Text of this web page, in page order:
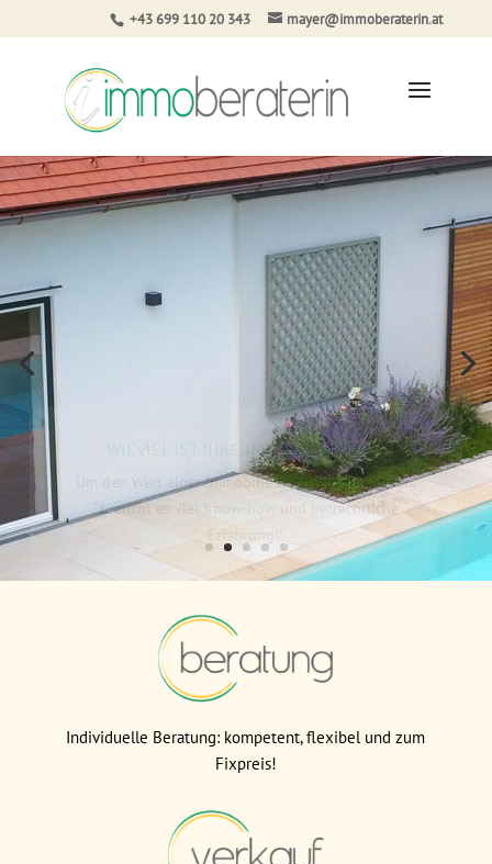
+43 699 110 20 343 mayer@immoberaterin.at
WIEVIEL IST IHRE IMMOBILIE WERT?
Um den Wert einer Immobilie ermitteln zu können,
“braucht es viel Know-how und beträchtliche
Erfahrung!”
KONTAKT
Individuelle Beratung: kompetent, flexibel und zum
Fixpreis!